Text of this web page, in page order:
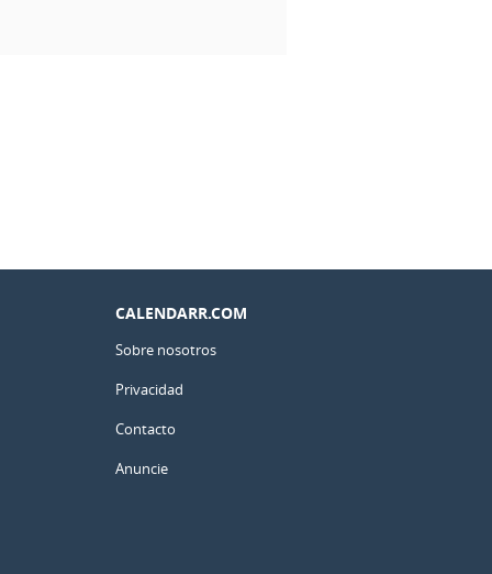
CALENDARR.COM
Sobre nosotros
Privacidad
Contacto
Anuncie